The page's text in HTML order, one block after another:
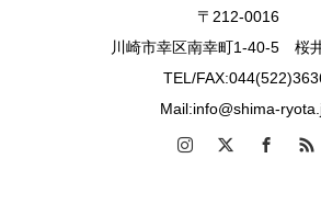
〒212-0016
川崎市幸区南幸町1-40-5 桜
TEL/
Mail:info@shima-